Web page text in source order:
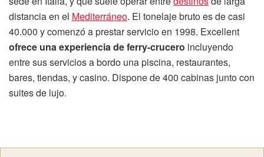
distancia en el Mediterráneo. El tonelaje bruto es de casi
40.000 y comenzó a prestar servicio en 1998. Excellent
ofrece una experiencia de ferry-crucero incluyendo
entre sus servicios a bordo una piscina, restaurantes,
bares, tiendas, y casino. Dispone de 400 cabinas junto con
suites de lujo.